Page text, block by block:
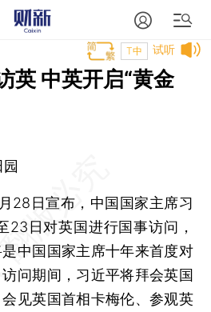
试听
T中
英 中英开启“黄金
日宣布，中国国家主席习
23日对英国进行国事访问，
中国国家主席十年来首度对
问期间，习近平将拜会英国
见英国首相卡梅伦、参观英